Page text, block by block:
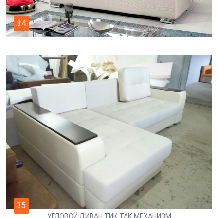
34
35
УГЛОВОЙ ДИВАН ТИК ТАК МЕХАНИЗМ